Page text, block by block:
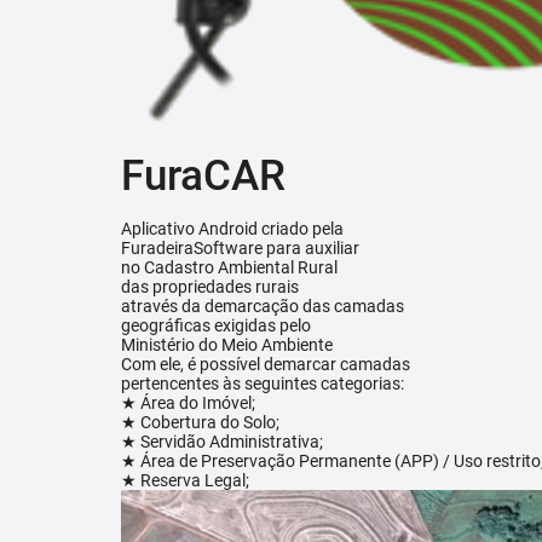
FuraCAR
Aplicativo Android criado pela
FuradeiraSoftware para auxiliar
no Cadastro Ambiental Rural
das propriedades rurais
através da demarcação das camadas
geográficas exigidas pelo
Ministério do Meio Ambiente
Com ele, é possível demarcar camadas
pertencentes às seguintes categorias:
★ Área do Imóvel;
★ Cobertura do Solo;
★ Servidão Administrativa;
★ Área de Preservação Permanente (APP) / Uso
★ Reserva Legal;